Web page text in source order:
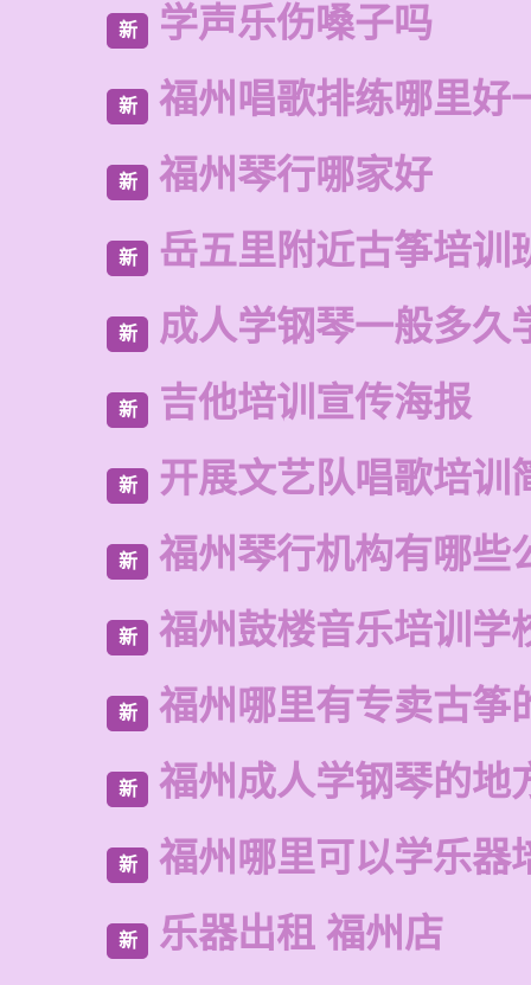
新 学声乐伤嗓子吗
新 福州唱歌排练哪里好
新 福州琴行哪家好
新 岳五里附近古筝培训
新 成人学钢琴一般多久
新 吉他培训宣传海报
新 开展文艺队唱歌培训
新 福州琴行机构有哪些
新 福州鼓楼音乐培训学
新 福州哪里有专卖古筝
新 福州成人学钢琴的地
新 福州哪里可以学乐器
新 乐器出租 福州店